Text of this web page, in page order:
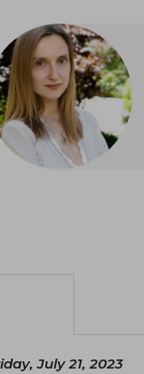
July 21, 2023